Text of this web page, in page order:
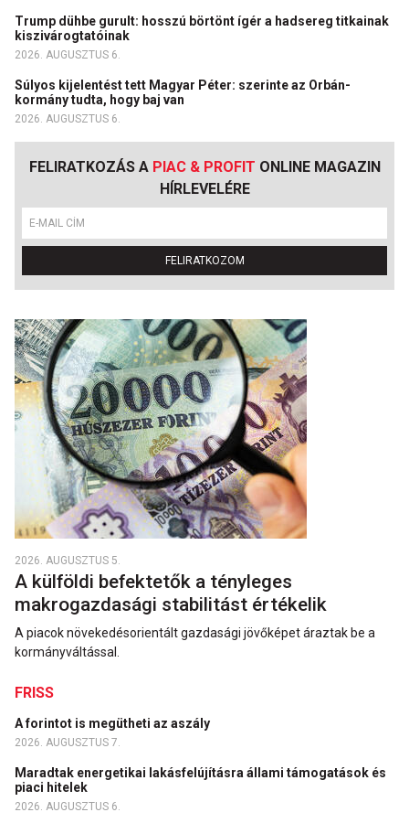
Trump dühbe gurult: hosszú börtönt ígér a hadsereg titkainak
kiszivárogtatóinak
2026. AUGUSZTUS 6.
Súlyos kijelentést tett Magyar Péter: szerinte az Orbán-
kormány tudta, hogy baj van
2026. AUGUSZTUS 6.
FELIRATKOZÁS A PIAC & PROFIT ONLINE MAGAZIN
HÍRLEVELÉRE
FELIRATKOZOM
2026. AUGUSZTUS 5.
A külföldi befektetők a tényleges
makrogazdasági stabilitást értékelik
A piacok növekedésorientált gazdasági jövőképet áraztak be a
kormányváltással.
FRISS
A forintot is megütheti az aszály
2026. AUGUSZTUS 7.
Maradtak energetikai lakásfelújításra állami támogatások és
piaci hitelek
2026. AUGUSZTUS 6.